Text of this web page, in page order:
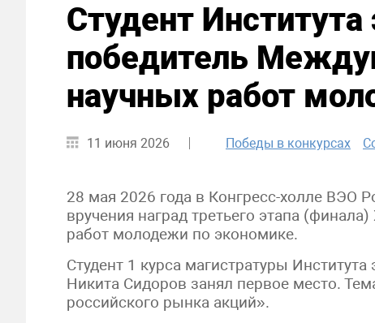
Студент
победитель
научных работ
11 июня 2026 Победы в конкурсах
28 мая 2026 года в Конгресс-холле ВЭО
вручения наград третьего этапа
работ молодежи по экономике.
Студент 1 курса магистратуры
Никита Сидоров занял первое место.
российского рынка акций».